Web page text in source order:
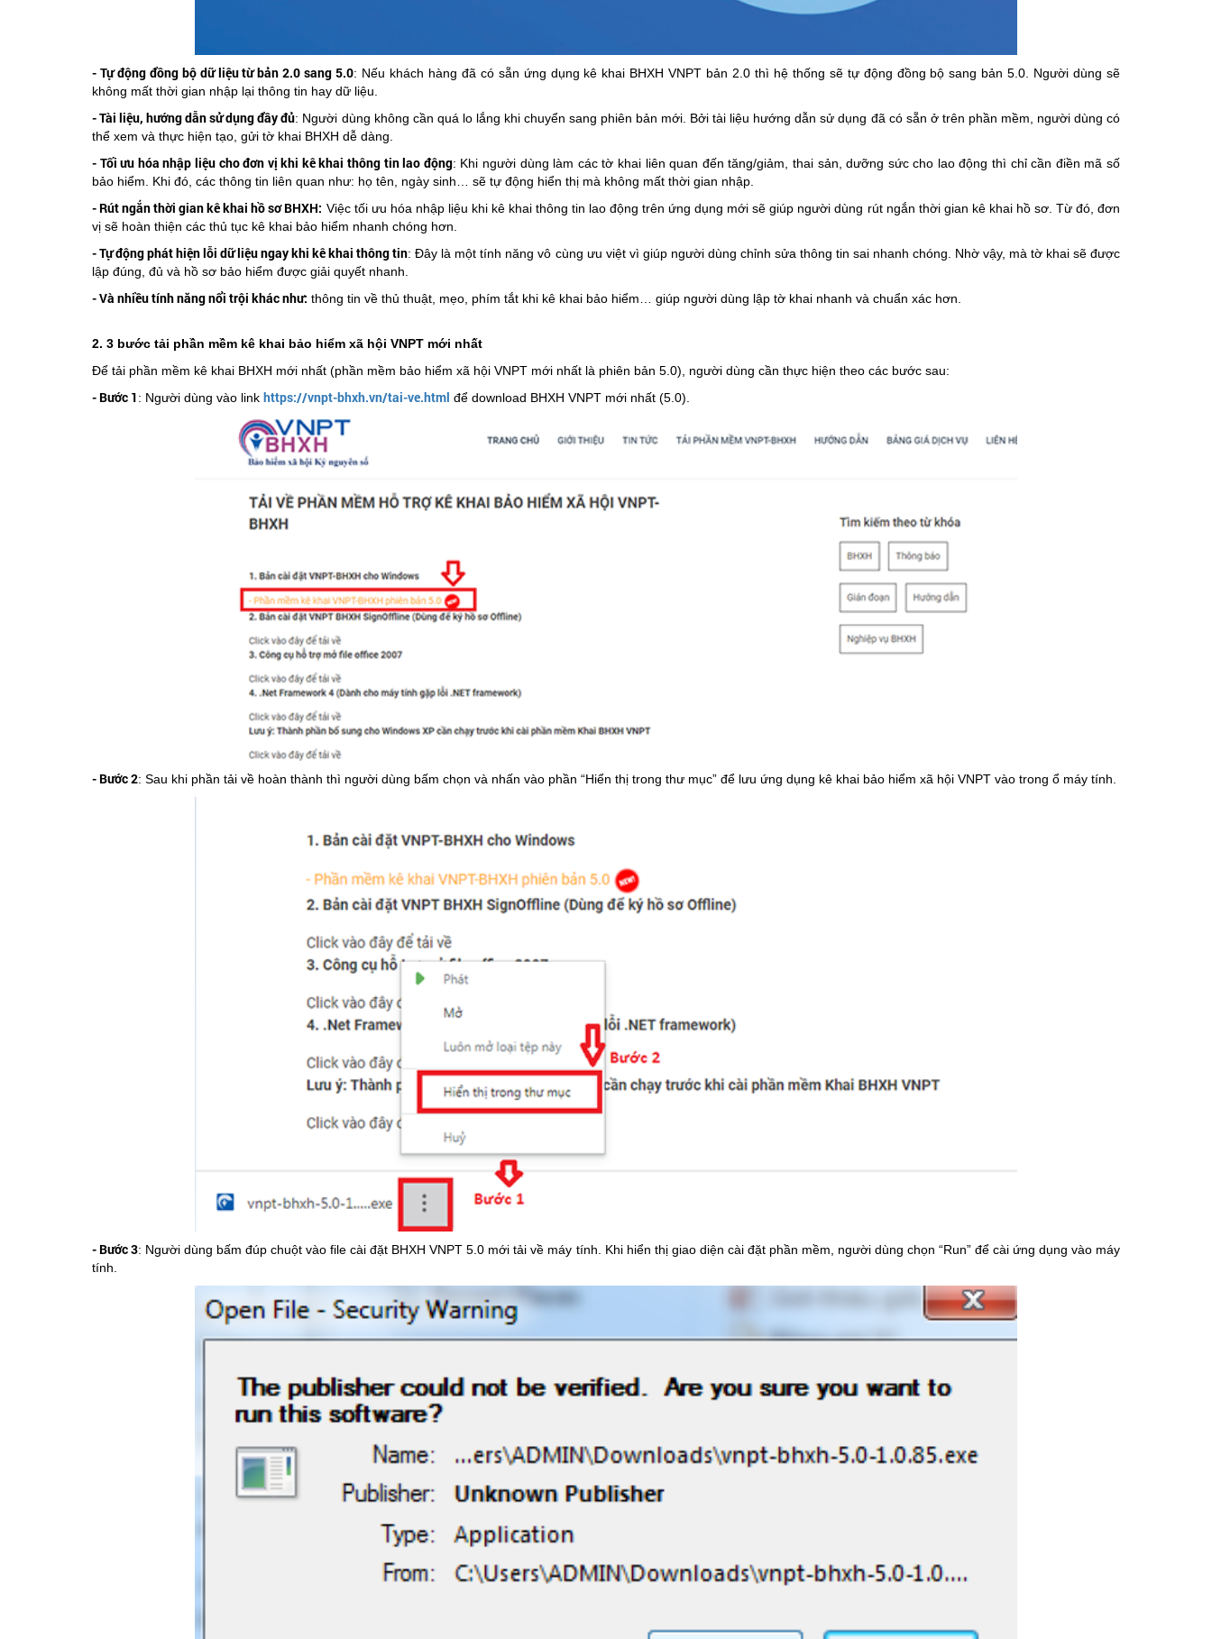
- Tự động đồng bộ dữ liệu từ bản 2.0 sang 5.0: Nếu khách hàng đã có sẵn ứng dụng kê khai BHXH VNPT bản 2.0 thì hệ thống sẽ tự động đồng bộ sang bản 5.0. Người dùng sẽ
không mất thời gian nhập lại thông tin hay dữ liệu.
- Tài liệu, hướng dẫn sử dụng đầy đủ: Người dùng không cần quá lo lắng khi chuyển sang phiên bản mới. Bởi tài liệu hướng dẫn sử dụng đã có sẵn ở trên phần mềm, người dùng có
thể xem và thực hiện tạo, gửi tờ khai BHXH dễ dàng.
- Tối ưu hóa nhập liệu cho đơn vị khi kê khai thông tin lao động: Khi người dùng làm các tờ khai liên quan đến tăng/giảm, thai sản, dưỡng sức cho lao động thì chỉ cần điền mã số
bảo hiểm. Khi đó, các thông tin liên quan như: họ tên, ngày sinh… sẽ tự động hiển thị mà không mất thời gian nhập.
- Rút ngắn thời gian kê khai hồ sơ BHXH: Việc tối ưu hóa nhập liệu khi kê khai thông tin lao động trên ứng dụng mới sẽ giúp người dùng rút ngắn thời gian kê khai hồ sơ. Từ đó, đơn
vị sẽ hoàn thiện các thủ tục kê khai bảo hiểm nhanh chóng hơn.
- Tự động phát hiện lỗi dữ liệu ngay khi kê khai thông tin: Đây là một tính năng vô cùng ưu việt vì giúp người dùng chỉnh sửa thông tin sai nhanh chóng. Nhờ vậy, mà tờ khai sẽ được
lập đúng, đủ và hồ sơ bảo hiểm được giải quyết nhanh.
- Và nhiều tính năng nổi trội khác như: thông tin về thủ thuật, mẹo, phím tắt khi kê khai bảo hiểm… giúp người dùng lập tờ khai nhanh và chuẩn xác hơn.
2. 3 bước tải phần mềm kê khai bảo hiểm xã hội VNPT mới nhất
Để tải phần mềm kê khai BHXH mới nhất (phần mềm bảo hiểm xã hội VNPT mới nhất là phiên bản 5.0), người dùng cần thực hiện theo các bước sau:
- Bước 1: Người dùng vào link https://vnpt-bhxh.vn/tai-ve.html để download BHXH VNPT mới nhất (5.0).
- Bước 2: Sau khi phần tải về hoàn thành thì người dùng bấm chọn và nhấn vào phần “Hiển thị trong thư mục” để lưu ứng dụng kê khai bảo hiểm xã hội VNPT vào trong ổ máy tính.
- Bước 3: Người dùng bấm đúp chuột vào file cài đặt BHXH VNPT 5.0 mới tải về máy tính. Khi hiển thị giao diện cài đặt phần mềm, người dùng chọn “Run” để cài ứng dụng vào máy
tính.